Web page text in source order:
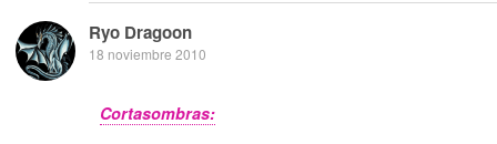
Ryo Dragoon
18 noviembre 2010
Cortasombras: